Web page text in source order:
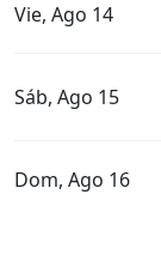
Vie, Ago 14
Sáb, Ago 15
Dom, Ago 16